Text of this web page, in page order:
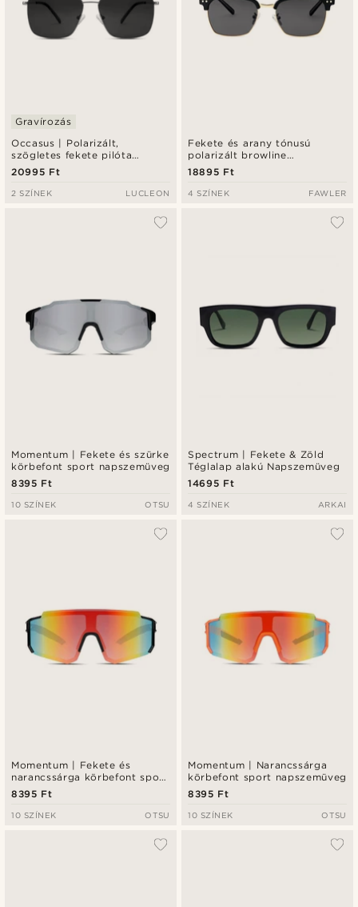
Occasus | Polarizált,
szögletes fekete pilóta
napszemüveg
Gravírozás
20995 Ft
2 SZÍNEK LUCLEON
Fekete és arany tónusú
polarizált browline
napszemüveg
18895 Ft
4 SZÍNEK FAWLER
Momentum | Fekete és szürke
körbefont sport napszemüveg
8395 Ft
10 SZÍNEK OTSU
Spectrum | Fekete & Zöld
Téglalap alakú Napszemüveg
14695 Ft
4 SZÍNEK ARKAI
Momentum | Fekete és
narancssárga körbefont sport
napszemüveg
8395 Ft
10 SZÍNEK OTSU
Momentum | Narancssárga
körbefont sport napszemüveg
8395 Ft
10 SZÍNEK OTSU